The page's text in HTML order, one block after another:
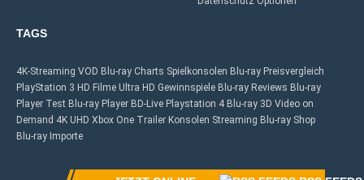
TAGS
4K-Streaming VOD Blu-ray Charts Spielkonsolen Blu-ray Preisvergleich
PlayStation 3 HD Filme Ultra HD Gewinnspiele Blu-ray Reviews Blu-ray
Player Test Blu-ray Player BD-Live Playstation 4 Blu-ray 3D Video on
Demand 4K UHD Xbox One Trailer Konsolen Streaming Blu-ray Shop
Blu-ray Importe